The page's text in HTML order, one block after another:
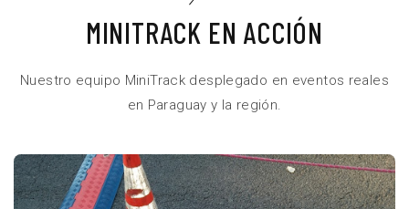
MINITRACK EN ACCIÓN
Nuestro equipo MiniTrack desplegado en eventos reales
en Paraguay y la región.